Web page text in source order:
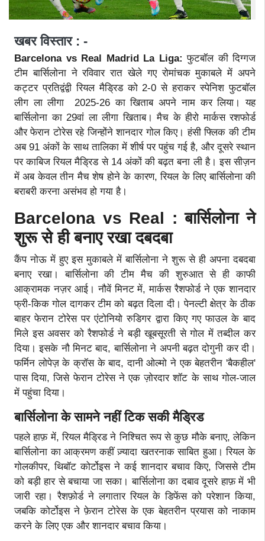
खबर विस्तार : -
Barcelona vs Real Madrid La Liga: फुटबॉल की दिग्गज
टीम बार्सिलोना ने रविवार रात खेले गए रोमांचक मुकाबले में अपने
कट्टर प्रतिद्वंद्वी रियल मैड्रिड को 2-0 से हराकर स्पेनिश फुटबॉल
लीग ला लीगा 2025-26 का खिताब अपने नाम कर लिया। यह
बार्सिलोना का 29वां ला लीगा खिताब। मैच के हीरो मार्कस रशफोर्ड
और फेरान टोरेस रहे जिन्होंने शानदार गोल किए। हंसी फ्लिक की टीम
अब 91 अंकों के साथ तालिका में शीर्ष पर पहुंच गई है, और दूसरे स्थान
पर काबिज रियल मैड्रिड से 14 अंकों की बढ़त बना ली है। इस सीज़न
में अब केवल तीन मैच शेष होने के कारण, रियल के लिए बार्सिलोना की
बराबरी करना असंभव हो गया है।
Barcelona vs Real : बार्सिलोना ने
शुरू से ही बनाए रखा दबदबा
कैंप नोऊ में हुए इस मुकाबले में बार्सिलोना ने शुरू से ही अपना दबदबा
बनाए रखा। बार्सिलोना की टीम मैच की शुरुआत से ही काफी
आक्रामक नज़र आई। नौवें मिनट में, मार्कस रैशफोर्ड ने एक शानदार
फ्री-किक गोल दागकर टीम को बढ़त दिला दी। पेनल्टी क्षेत्र के ठीक
बाहर फेरान टोरेस पर एंटोनियो रुडिगर द्वारा किए गए फाउल के बाद
मिले इस अवसर को रैशफोर्ड ने बड़ी खूबसूरती से गोल में तब्दील कर
दिया। इसके नौ मिनट बाद, बार्सिलोना ने अपनी बढ़त दोगुनी कर दी।
फर्मिन लोपेज़ के क्रॉस के बाद, दानी ओल्मो ने एक बेहतरीन 'बैकहील'
पास दिया, जिसे फेरान टोरेस ने एक ज़ोरदार शॉट के साथ गोल-जाल
में पहुंचा दिया।
बार्सिलोना के सामने नहीं टिक सकी मैड्रिड
पहले हाफ़ में, रियल मैड्रिड ने निश्चित रूप से कुछ मौके बनाए, लेकिन
बार्सिलोना का आक्रमण कहीं ज़्यादा खतरनाक साबित हुआ। रियल के
गोलकीपर, थिबॉट कोर्टोइस ने कई शानदार बचाव किए, जिससे टीम
को बड़ी हार से बचाया जा सका। बार्सिलोना का दबाव दूसरे हाफ़ में भी
जारी रहा। रैशफ़ोर्ड ने लगातार रियल के डिफेंस को परेशान किया,
जबकि कोर्टोइस ने फ़ेरान टोरेस के एक बेहतरीन प्रयास को नाकाम
करने के लिए एक और शानदार बचाव किया।